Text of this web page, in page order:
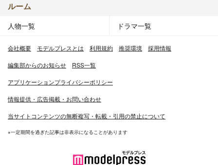
ルーム
人物一覧 ドラマ一覧
会社概要 モデルプレスとは 利用規約 推奨環境 採用情報
編集部からのお知らせ RSS一覧
アプリケーションプライバシーポリシー
情報提供・広告掲載・お問い合わせ
当サイトコンテンツの無断複写・転載・引用の禁止について
※一定期間を過ぎた記事は非表示になることがあります